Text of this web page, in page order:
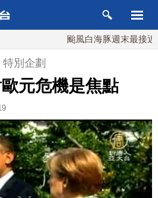
颱風白海豚週末最接近台
特別企劃
元危機是焦點